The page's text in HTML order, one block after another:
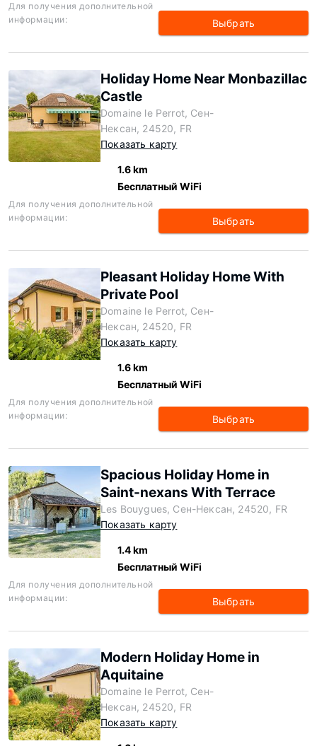
Для получения дополнительной
информации:
Выбрать
Holiday Home Near Monbazillac
Castle
Domaine le Perrot, Сен-
Нексан, 24520, FR
Показать карту
1.6 km
Бесплатный WiFi
Для получения дополнительной
информации:
Выбрать
Pleasant Holiday Home With
Private Pool
Domaine le Perrot, Сен-
Нексан, 24520, FR
Показать карту
1.6 km
Бесплатный WiFi
Для получения дополнительной
информации:
Выбрать
Spacious Holiday Home in
Saint-nexans With Terrace
Les Bouygues, Сен-Нексан, 24520, FR
Показать карту
1.4 km
Бесплатный WiFi
Для получения дополнительной
информации:
Выбрать
Modern Holiday Home in
Aquitaine
Domaine le Perrot, Сен-
Нексан, 24520, FR
Показать карту